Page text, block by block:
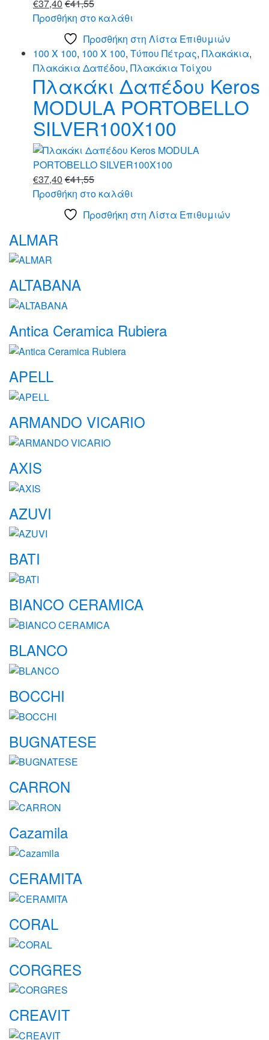
€37,40 €41,55
Προσθήκη στο καλάθι
Προσθήκη στη Λίστα Επιθυμιών
100 X 100, 100 X 100, Τύπου Πέτρας, Πλακάκια,
Πλακάκια Δαπέδου, Πλακάκια Τοίχου
Πλακάκι Δαπέδου Keros
MODULA PORTOBELLO
SILVER100X100
€37,40 €41,55
Προσθήκη στο καλάθι
Προσθήκη στη Λίστα Επιθυμιών
Brands
Carousel
ALMAR
ALTABANA
Antica Ceramica Rubiera
APELL
ARMANDO VICARIO
AXIS
AZUVI
BATI
BIANCO CERAMICA
BLANCO
BOCCHI
BUGNATESE
CARRON
Cazamila
CERAMITA
CORAL
CORGRES
CREAVIT